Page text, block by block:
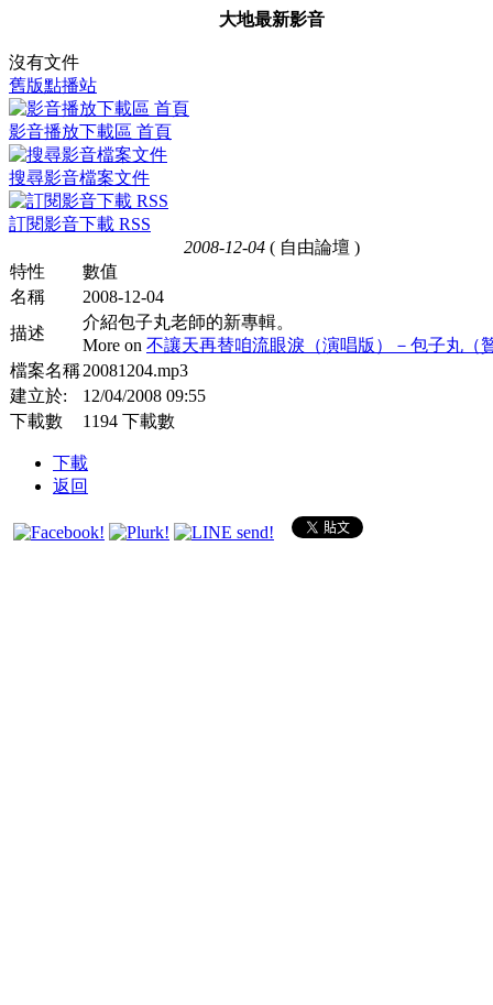
大地最新影音
沒有文件
舊版點播站
影音播放下載區 首頁
搜尋影音檔案文件
訂閱影音下載 RSS
2008-12-04 ( 自由論壇 )
特性
數值
名稱
2008-12-04
描述
介紹包子丸老師的新專輯。
More on 不讓天再替咱流眼淚（演唱版）－包子丸（
檔案名稱20081204.mp3
建立於:
12/04/2008 09:55
下載數
1194 下載數
下載
返回